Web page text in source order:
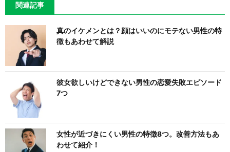
関連記事
真のイケメンとは？顔はいいのにモテない男性の特
徴もあわせて解説
彼女欲しいけどできない男性の恋愛失敗エピソード
7つ
女性が近づきにくい男性の特徴8つ。改善方法もあ
わせて紹介！